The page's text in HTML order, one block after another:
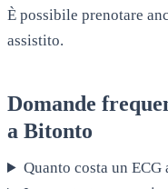
È possibile prenotare
assistito.
Domande
a Bitonto
Quanto costa un